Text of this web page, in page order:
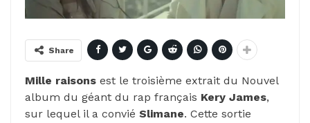
Share
Mille raisons est le troisième extrait du Nouvel
album du géant du rap français Kery James,
sur lequel il a convié Slimane. Cette sortie